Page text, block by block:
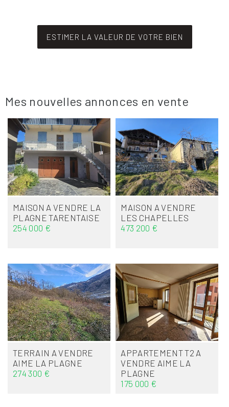
ESTIMER LA VALEUR DE VOTRE BIEN
Mes nouvelles annonces en vente
MAISON A VENDRE LA
PLAGNE TARENTAISE
254 000 €
MAISON A VENDRE
LES CHAPELLES
473 200 €
TERRAIN A VENDRE
AIME LA PLAGNE
274 300 €
APPARTEMENT T2 A
VENDRE AIME LA
PLAGNE
175 000 €